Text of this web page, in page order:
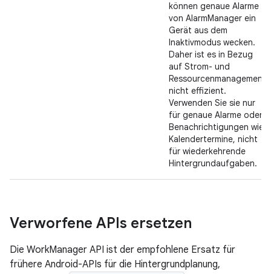
können genaue Alarme
von AlarmManager ein
Gerät aus dem
Inaktivmodus wecken.
Daher ist es in Bezug
auf Strom- und
Ressourcenmanagement
nicht effizient.
Verwenden Sie sie nur
für genaue Alarme oder
Benachrichtigungen wie
Kalendertermine, nicht
für wiederkehrende
Hintergrundaufgaben.
Verworfene APIs ersetzen
Die WorkManager API ist der empfohlene Ersatz für
frühere Android-APIs für die Hintergrundplanung,